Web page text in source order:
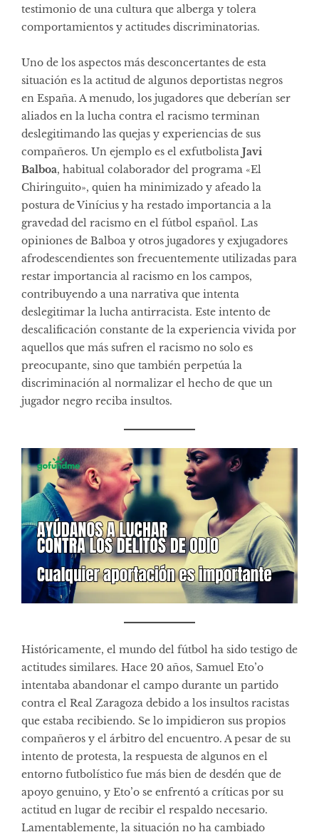
testimonio de una cultura que alberga y tolera
comportamientos y actitudes discriminatorias.
Uno de los aspectos más desconcertantes de esta
situación es la actitud de algunos deportistas negros
en España. A menudo, los jugadores que deberían ser
aliados en la lucha contra el racismo terminan
deslegitimando las quejas y experiencias de sus
compañeros. Un ejemplo es el exfutbolista Javi
Balboa, habitual colaborador del programa «El
Chiringuito», quien ha minimizado y afeado la
postura de Vinícius y ha restado importancia a la
gravedad del racismo en el fútbol español. Las
opiniones de Balboa y otros jugadores y exjugadores
afrodescendientes son frecuentemente utilizadas para
restar importancia al racismo en los campos,
contribuyendo a una narrativa que intenta
deslegitimar la lucha antirracista. Este intento de
descalificación constante de la experiencia vivida por
aquellos que más sufren el racismo no solo es
preocupante, sino que también perpetúa la
discriminación al normalizar el hecho de que un
jugador negro reciba insultos.
Históricamente, el mundo del fútbol ha sido testigo de
actitudes similares. Hace 20 años, Samuel Eto’o
intentaba abandonar el campo durante un partido
contra el Real Zaragoza debido a los insultos racistas
que estaba recibiendo. Se lo impidieron sus propios
compañeros y el árbitro del encuentro. A pesar de su
intento de protesta, la respuesta de algunos en el
entorno futbolístico fue más bien de desdén que de
apoyo genuino, y Eto’o se enfrentó a críticas por su
actitud en lugar de recibir el respaldo necesario.
Lamentablemente, la situación no ha cambiado